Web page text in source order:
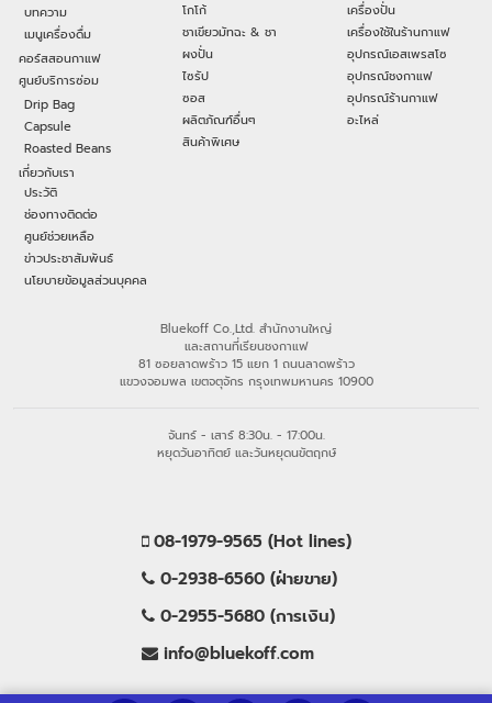
บทความ
เมนูเครื่องดื่ม
คอร์สสอนกาแฟ
ศูนย์บริการซ่อม
Drip Bag
Capsule
Roasted Beans
เกี่ยวกับเรา
ประวัติ
ช่องทางติดต่อ
ศูนย์ช่วยเหลือ
ข่าวประชาสัมพันธ์
นโยบายข้อมูลส่วนบุคคล
โกโก้
ชาเขียวมัทฉะ & ชา
ผงปั่น
ไซรัป
ซอส
ผลิตภัณฑ์อื่นๆ
สินค้าพิเศษ
เครื่องปั่น
เครื่องใช้ในร้านกาแฟ
อุปกรณ์เอสเพรสโซ
อุปกรณ์ชงกาแฟ
อุปกรณ์ร้านกาแฟ
อะไหล่
Bluekoff Co.,Ltd. สำนักงานใหญ่
และสถานที่เรียนชงกาแฟ
81 ซอยลาดพร้าว 15 แยก 1 ถนนลาดพร้าว
แขวงจอมพล เขตจตุจักร กรุงเทพมหานคร 10900
จันทร์ - เสาร์ 8:30น. - 17:00น.
หยุดวันอาทิตย์ และวันหยุดนขัตฤกษ์
08-1979-9565 (Hot lines)
0-2938-6560 (ฝ่ายขาย)
0-2955-5680 (การเงิน)
info@bluekoff.com